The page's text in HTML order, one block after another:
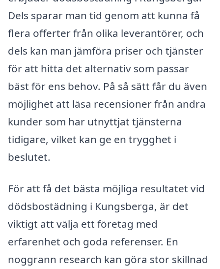
Dels sparar man tid genom att kunna få
flera offerter från olika leverantörer, och
dels kan man jämföra priser och tjänster
för att hitta det alternativ som passar
bäst för ens behov. På så sätt får du även
möjlighet att läsa recensioner från andra
kunder som har utnyttjat tjänsterna
tidigare, vilket kan ge en trygghet i
beslutet.
För att få det bästa möjliga resultatet vid
dödsbostädning i Kungsberga, är det
viktigt att välja ett företag med
erfarenhet och goda referenser. En
noggrann research kan göra stor skillnad